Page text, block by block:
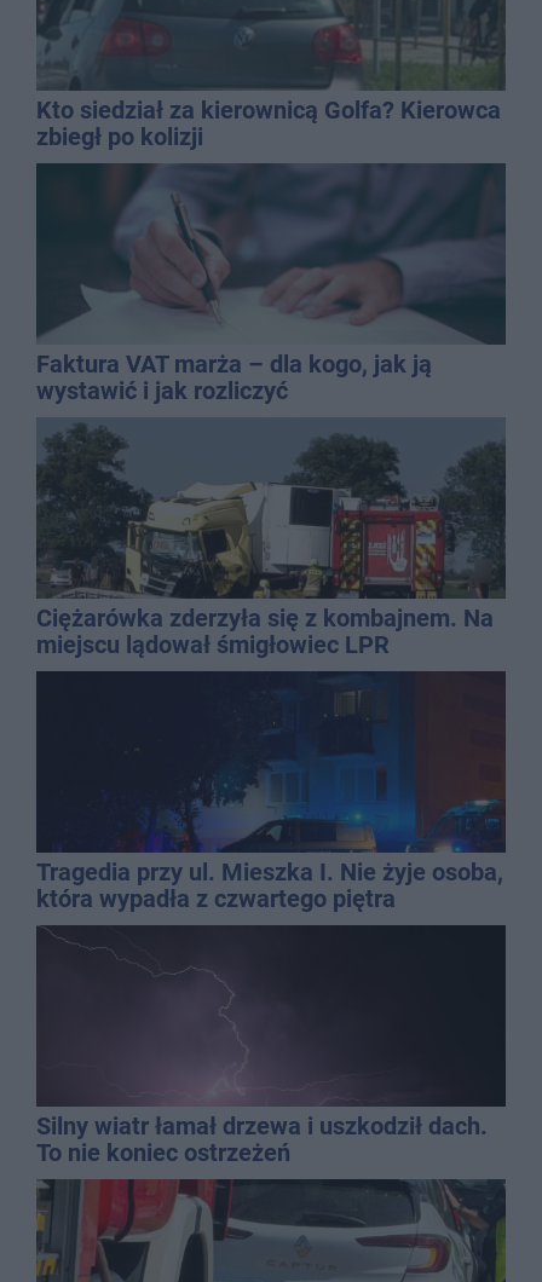
Kto siedział za kierownicą Golfa? Kierowca
zbiegł po kolizji
Faktura VAT marża – dla kogo, jak ją
wystawić i jak rozliczyć
Ciężarówka zderzyła się z kombajnem. Na
miejscu lądował śmigłowiec LPR
Tragedia przy ul. Mieszka I. Nie żyje osoba,
która wypadła z czwartego piętra
Silny wiatr łamał drzewa i uszkodził dach.
To nie koniec ostrzeżeń